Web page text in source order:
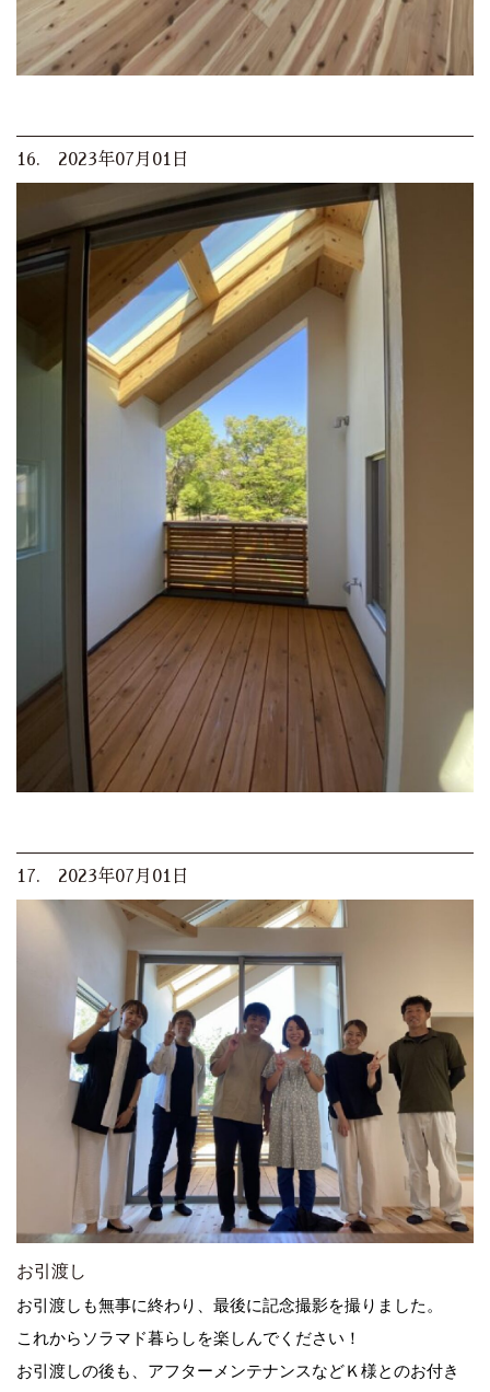
16. 2023年07月01日
17. 2023年07月01日
お引渡し
お引渡しも無事に終わり、最後に記念撮影を撮りました。
これからソラマド暮らしを楽しんでください！
お引渡しの後も、アフターメンテナンスなどＫ様とのお付き